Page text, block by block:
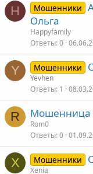
H Мошенники
Ольга
Happyfamily
Ответы 0
Y Мошенники
Yevhen
Ответы 1
R Мошенница
Rom0
Ответы 0
X Мошенники
Xenia